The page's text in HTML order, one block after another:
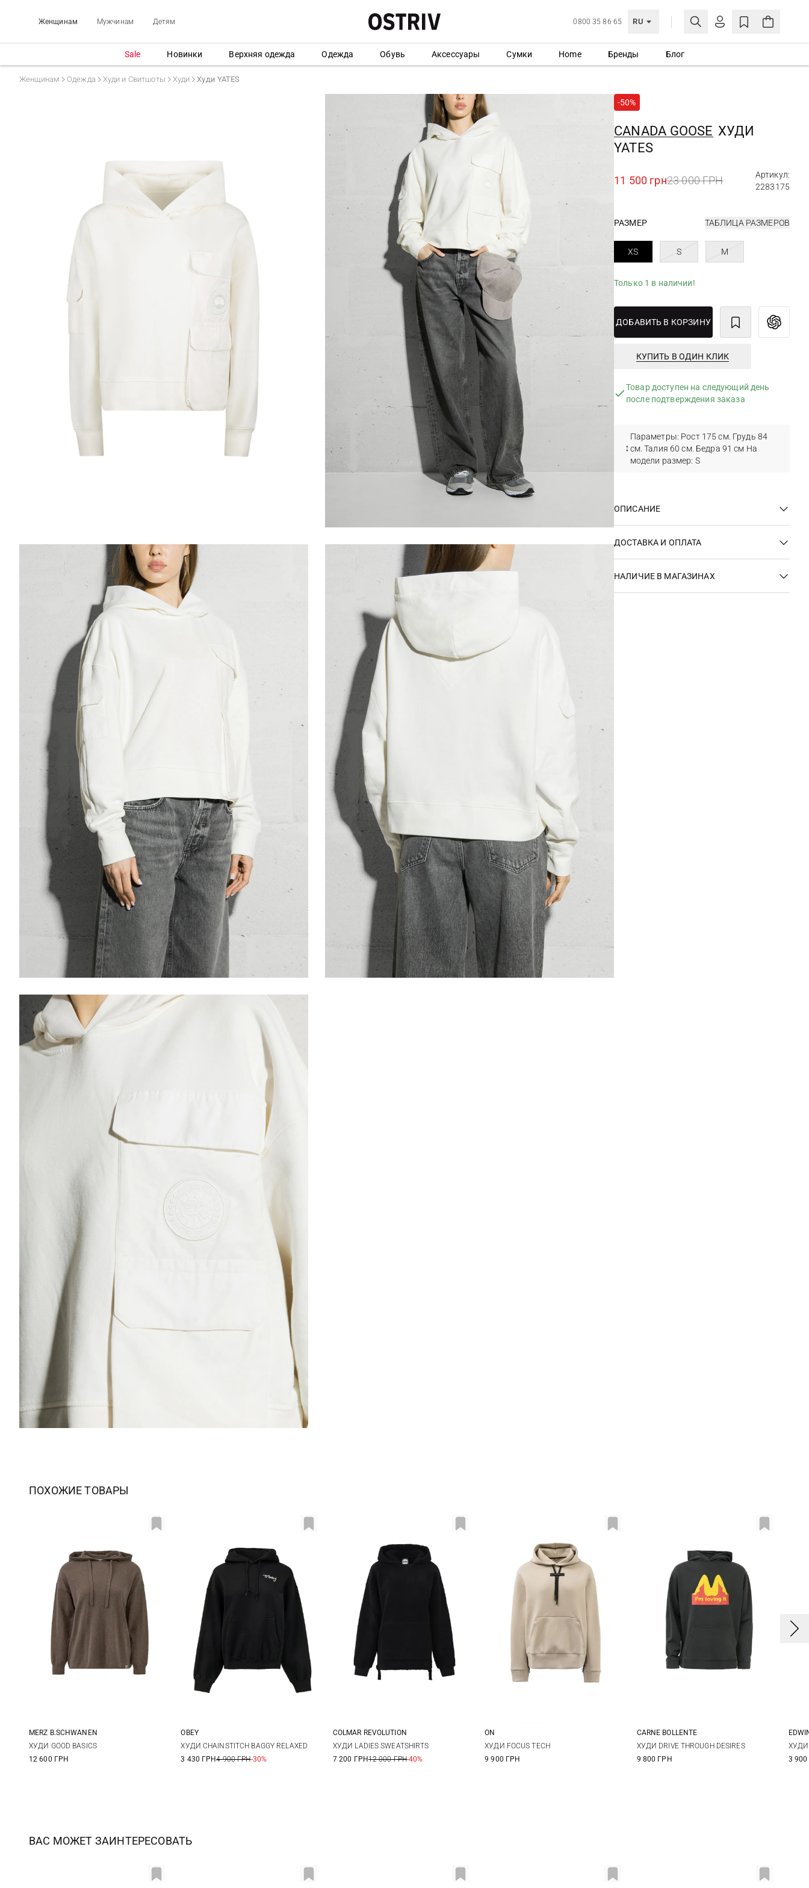
Женщинам Мужчинам Детям 0800 35 86 65 RU
ЛИЧНЫЙ КАБИНЕТ
СОЗДАТЬ УЧЕТНУЮ ЗАПИСЬ
Sale Новинки Верхняя одежда Одежда Обувь Аксессуары Сумки Home Бренды Блог
Женщинам Одежда Худи и Свитшоты Худи Худи YATES
-50%
CANADA GOOSE ХУДИ
YATES
11 500 грн23 000 ГРН
Артикул:
2283175
РАЗМЕР ТАБЛИЦА РАЗМЕРОВ
XS S M
Только 1 в наличии!
ДОБАВИТЬ В КОРЗИНУ
КУПИТЬ В ОДИН КЛИК
Товар доступен на следующий день
после подтверждения заказа
Параметры: Рост 175 см. Грудь 84
см. Талия 60 см. Бедра 91 см На
модели размер: S
ОПИСАНИЕ
ДОСТАВКА И ОПЛАТА
НАЛИЧИЕ В МАГАЗИНАХ
ПОХОЖИЕ ТОВАРЫ
XS S
MERZ B.SCHWANEN
ХУДИ GOOD BASICS
12 600 ГРН
XS S M L
OBEY
ХУДИ CHAINSTITCH BAGGY RELAXED
3 430 ГРН4 900 ГРН-30%
XS S M
COLMAR REVOLUTION
ХУДИ LADIES SWEATSHIRTS
7 200 ГРН12 000 ГРН-40%
XS S
ON
ХУДИ FOCUS TECH
9 900 ГРН
S M L
CARNE BOLLENTE
ХУДИ DRIVE THROUGH DESIRES
9 800 ГРН
S
ХУДИ
3
ВАС МОЖЕТ ЗАИНТЕРЕСОВАТЬ